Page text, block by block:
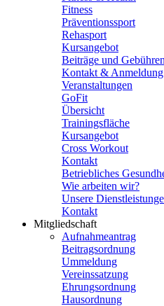
Fitness
Präventionssport
Rehasport
Kursangebot
Beiträge und Gebühren
Kontakt & Anmeldung
Veranstaltungen
GoFit
Übersicht
Trainingsfläche
Kursangebot
Cross Workout
Kontakt
Betriebliches
Wie arbeiten wir?
Unsere
Kontakt
Mitgliedschaft
Aufnahmeantrag
Beitragsordnung
Ummeldung
Vereinssatzung
Ehrungsordnung
Hausordnung